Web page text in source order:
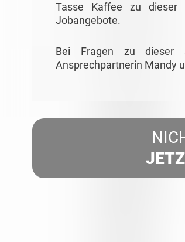
Tasse Kaffee zu dieser
Jobangebote.
Bei Fragen zu dieser
Ansprechpartnerin Mandy